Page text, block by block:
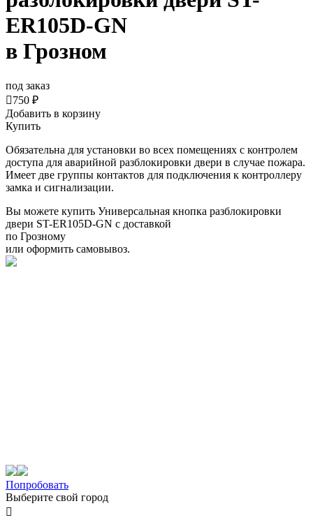
ER105D-GN
в Грозном
под заказ
750 ₽
Добавить в корзину
Купить
Обязательна для установки во всех помещениях с контролем
доступа для аварийной разблокировки двери в случае пожара.
Имеет две группы контактов для подключения к контроллеру
замка и сигнализации.
Вы можете купить Универсальная кнопка разблокировки
двери ST-ER105D-GN с доставкой
по Грозному
или оформить самовывоз.
Попробовать
Выберите свой город
